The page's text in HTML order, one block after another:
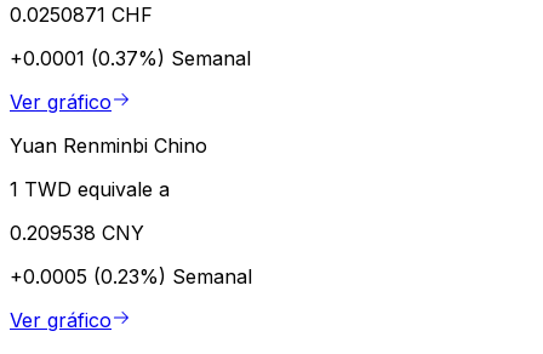
0.0250871 CHF
+0.0001 (0.37%) Semanal
Ver gráfico
Yuan Renminbi Chino
1 TWD equivale a
0.209538 CNY
+0.0005 (0.23%) Semanal
Ver gráfico